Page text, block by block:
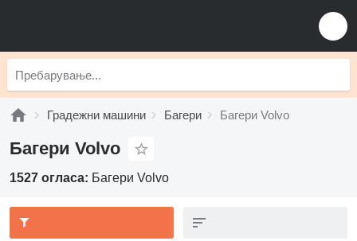
Градежни машини Багери Багери Volvo
Багери Volvo
1527 огласа: Багери Volvo